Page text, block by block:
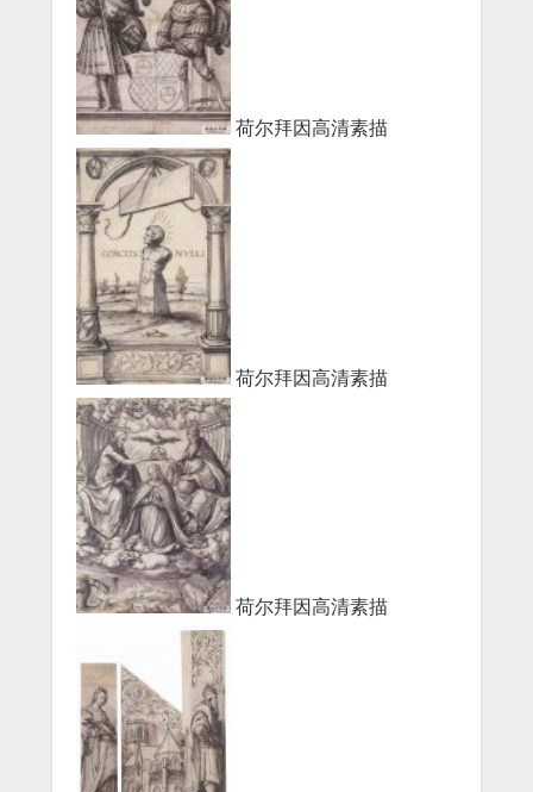
荷尔拜因高清素描
荷尔拜因高清素描
荷尔拜因高清素描